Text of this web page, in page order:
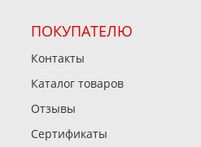
ПОКУПАТЕЛЮ
Контакты
Каталог товаров
Отзывы
Сертификаты